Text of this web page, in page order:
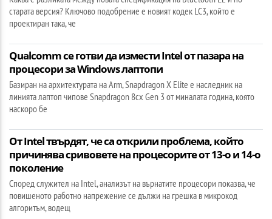
старата версия? Ключово подобрение е новият кодек LC3, който е
проектиран така, че
Qualcomm се готви да измести Intel от пазара на
процесори за Windows лаптопи
Базиран на архитектурата на Arm, Snapdragon X Elite е наследник на
линията лаптоп чипове Snapdragon 8cx Gen 3 от миналата година, която
наскоро бе
От Intel твърдят, че са открили проблема, който
причинява сривовете на процесорите от 13-о и 14-о
поколение
Според служител на Intel, анализът на върнатите процесори показва, че
повишеното работно напрежение се дължи на грешка в микрокод
алгоритъм, водещ